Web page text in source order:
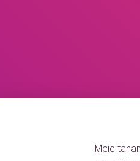
Meie